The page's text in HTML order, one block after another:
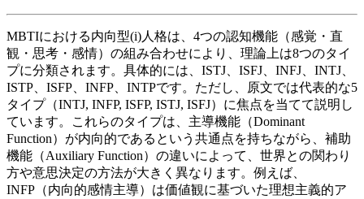
MBTIにおける内向型(i)人格は、4つの認知機能（感覚・直
観・思考・感情）の組み合わせにより、理論上は8つのタイ
プに分類されます。具体的には、ISTJ、ISFJ、INFJ、INTJ、
ISTP、ISFP、INFP、INTPです。ただし、原文では代表的な5
タイプ（INTJ, INFP, ISFP, ISTJ, ISFJ）に焦点を当てて説明し
ています。これらのタイプは、主導機能（Dominant
Function）が内向的であるという共通点を持ちながら、補助
機能（Auxiliary Function）の違いによって、世界との関わり
方や意思決定の方法が大きく異なります。例えば、
INFP（内向的感情主導）は価値観に基づいた理想主義的ア